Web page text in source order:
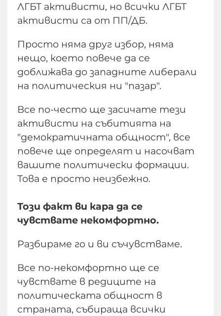
ЛГБТ активисти, но всички ЛГБТ
активисти са от ПП/ДБ.
Просто няма друг избор, няма
нещо, което повече да се
доближава до западните либерали
на политическия ни "пазар".
Все по-често ще засичате тези
активисти на събитията на
"демократичната общност", все
повече ще определят и насочват
вашите политически формации.
Това е просто неизбежно.
Този факт ви кара да се
чувствате некомфортно.
Разбираме го и ви съчувстваме.
Все по-некомфортно ще се
чувствате в редиците на
политическата общност в
страната, събираща всички